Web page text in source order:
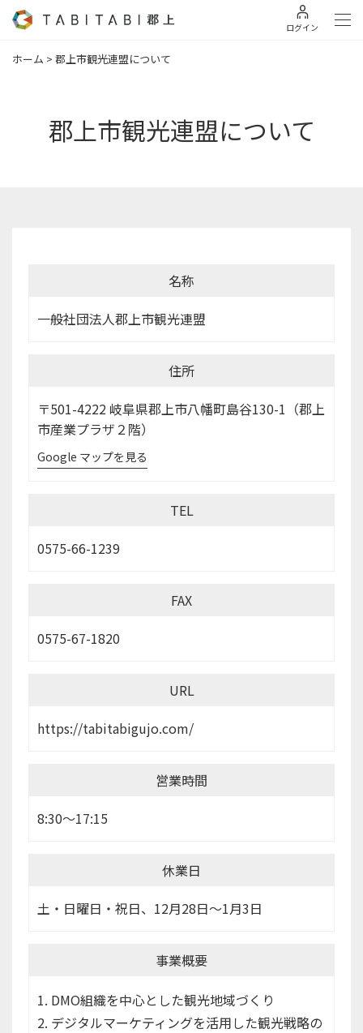
ログイン
ホーム > 郡上市観光連盟について
郡上市観光連盟について
名称
一般社団法人郡上市観光連盟
住所
〒501-4222 岐阜県郡上市八幡町島谷130-1（郡上
市産業プラザ２階）
Google マップを見る
TEL
0575-66-1239
FAX
0575-67-1820
URL
https://tabitabigujo.com/
営業時間
8:30～17:15
休業日
土・日曜日・祝日、12月28日～1月3日
事業概要
DMO組織を中心とした観光地域づくり
デジタルマーケティングを活用した観光戦略の